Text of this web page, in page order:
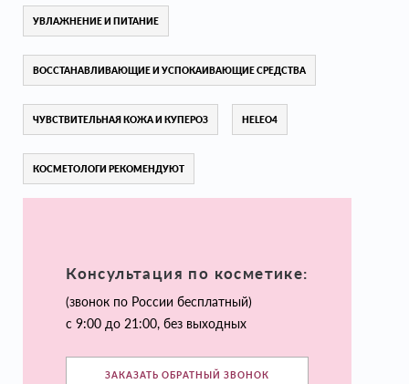
УВЛАЖНЕНИЕ И ПИТАНИЕ
ВОССТАНАВЛИВАЮЩИЕ И УСПОКАИВАЮЩИЕ СРЕДСТВА
ЧУВСТВИТЕЛЬНАЯ КОЖА И КУПЕРОЗ HELEO4
КОСМЕТОЛОГИ РЕКОМЕНДУЮТ
Консультация по косметике:
(звонок по России бесплатный)
с 9:00 до 21:00, без выходных
ЗАКАЗАТЬ ОБРАТНЫЙ ЗВОНОК